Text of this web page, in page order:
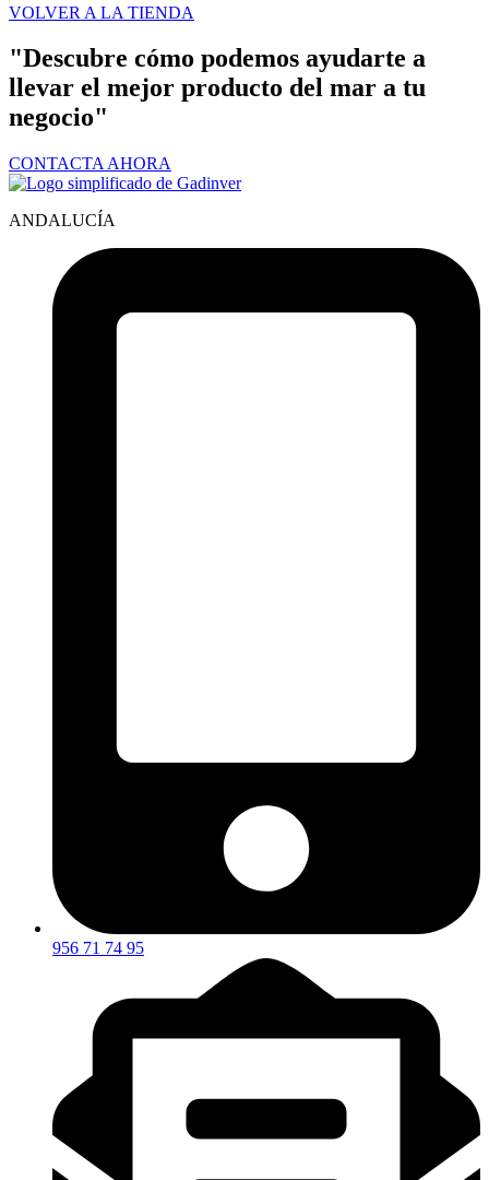
VOLVER A LA TIENDA
"Descubre cómo podemos ayudarte a
llevar el mejor producto del mar a tu
negocio"
CONTACTA AHORA
ANDALUCÍA
956 71 74 95